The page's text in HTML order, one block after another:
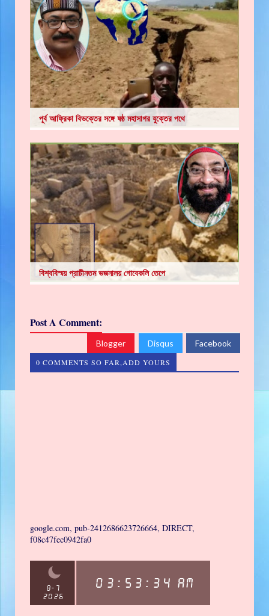
পূর্ব আফ্রিকা বিভক্তের সঙ্গে ষষ্ঠ মহাসাগর যুক্তের পথে
বিশ্ববিস্ময় প্রাচীনতম ভজনালয় গোবেকলি তেপে
Post A Comment:
Blogger Disqus Facebook
0 COMMENTS SO FAR,ADD YOURS
google.com, pub-2412686623726664, DIRECT,
f08c47fec0942fa0